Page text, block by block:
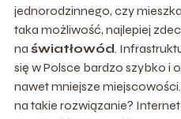
jednorodzinnego, czy
taka możliwość, najlepiej
na światłowód.
się w Polsce bardzo szybko i
nawet mniejsze
na takie rozwiązanie?